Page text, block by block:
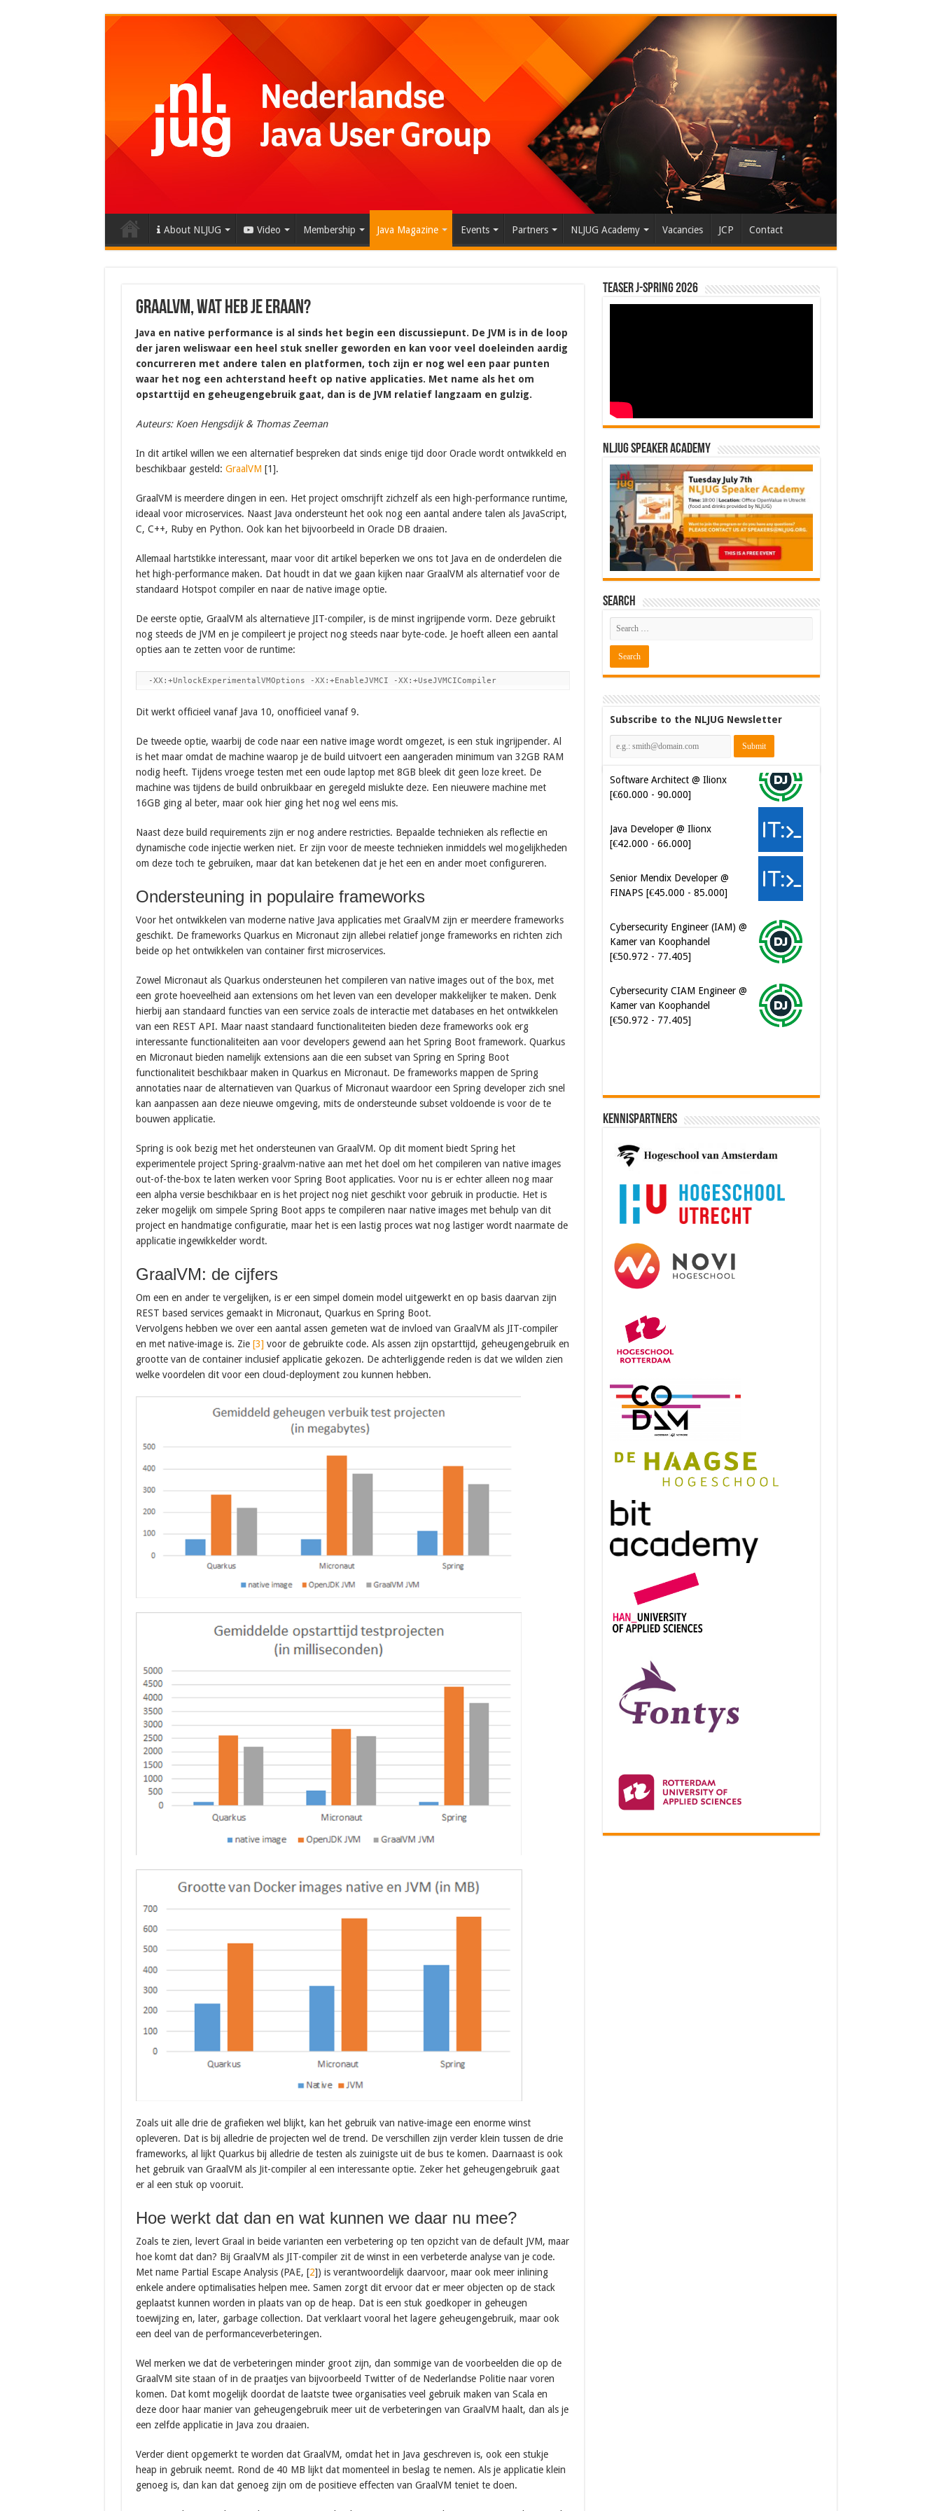
About NLJUG Video Membership Java Magazine Events Partners NLJUG Academy Vacancies JCP Contact
GraalVM, wat heb je eraan?
Java en native performance is al sinds het begin een discussiepunt. De JVM is in de loop
der jaren weliswaar een heel stuk sneller geworden en kan voor veel doeleinden aardig
concurreren met andere talen en platformen, toch zijn er nog wel een paar punten
waar het nog een achterstand heeft op native applicaties. Met name als het om
opstarttijd en geheugengebruik gaat, dan is de JVM relatief langzaam en gulzig.
Auteurs: Koen Hengsdijk & Thomas Zeeman
In dit artikel willen we een alternatief bespreken dat sinds enige tijd door Oracle wordt ontwikkeld en
beschikbaar gesteld: GraalVM [1].
GraalVM is meerdere dingen in een. Het project omschrijft zichzelf als een high-performance runtime,
ideaal voor microservices. Naast Java ondersteunt het ook nog een aantal andere talen als JavaScript,
C, C++, Ruby en Python. Ook kan het bijvoorbeeld in Oracle DB draaien.
Allemaal hartstikke interessant, maar voor dit artikel beperken we ons tot Java en de onderdelen die
het high-performance maken. Dat houdt in dat we gaan kijken naar GraalVM als alternatief voor de
standaard Hotspot compiler en naar de native image optie.
De eerste optie, GraalVM als alternatieve JIT-compiler, is de minst ingrijpende vorm. Deze gebruikt
nog steeds de JVM en je compileert je project nog steeds naar byte-code. Je hoeft alleen een aantal
opties aan te zetten voor de runtime:
-XX:+UnlockExperimentalVMOptions -XX:+EnableJVMCI -XX:+UseJVMCICompiler
Dit werkt officieel vanaf Java 10, onofficieel vanaf 9.
De tweede optie, waarbij de code naar een native image wordt omgezet, is een stuk ingrijpender. Al
is het maar omdat de machine waarop je de build uitvoert een aangeraden minimum van 32GB RAM
nodig heeft. Tijdens vroege testen met een oude laptop met 8GB bleek dit geen loze kreet. De
machine was tijdens de build onbruikbaar en geregeld mislukte deze. Een nieuwere machine met
16GB ging al beter, maar ook hier ging het nog wel eens mis.
Naast deze build requirements zijn er nog andere restricties. Bepaalde technieken als reflectie en
dynamische code injectie werken niet. Er zijn voor de meeste technieken inmiddels wel mogelijkheden
om deze toch te gebruiken, maar dat kan betekenen dat je het een en ander moet configureren.
Ondersteuning in populaire frameworks
Voor het ontwikkelen van moderne native Java applicaties met GraalVM zijn er meerdere frameworks
geschikt. De frameworks Quarkus en Micronaut zijn allebei relatief jonge frameworks en richten zich
beide op het ontwikkelen van container first microservices.
Zowel Micronaut als Quarkus ondersteunen het compileren van native images out of the box, met
een grote hoeveelheid aan extensions om het leven van een developer makkelijker te maken. Denk
hierbij aan standaard functies van een service zoals de interactie met databases en het ontwikkelen
van een REST API. Maar naast standaard functionaliteiten bieden deze frameworks ook erg
interessante functionaliteiten aan voor developers gewend aan het Spring Boot framework. Quarkus
en Micronaut bieden namelijk extensions aan die een subset van Spring en Spring Boot
functionaliteit beschikbaar maken in Quarkus en Micronaut. De frameworks mappen de Spring
annotaties naar de alternatieven van Quarkus of Micronaut waardoor een Spring developer zich snel
kan aanpassen aan deze nieuwe omgeving, mits de ondersteunde subset voldoende is voor de te
bouwen applicatie.
Spring is ook bezig met het ondersteunen van GraalVM. Op dit moment biedt Spring het
experimentele project Spring-graalvm-native aan met het doel om het compileren van native images
out-of-the-box te laten werken voor Spring Boot applicaties. Voor nu is er echter alleen nog maar
een alpha versie beschikbaar en is het project nog niet geschikt voor gebruik in productie. Het is
zeker mogelijk om simpele Spring Boot apps te compileren naar native images met behulp van dit
project en handmatige configuratie, maar het is een lastig proces wat nog lastiger wordt naarmate de
applicatie ingewikkelder wordt.
GraalVM: de cijfers
Om een en ander te vergelijken, is er een simpel domein model uitgewerkt en op basis daarvan zijn
REST based services gemaakt in Micronaut, Quarkus en Spring Boot.
Vervolgens hebben we over een aantal assen gemeten wat de invloed van GraalVM als JIT-compiler
en met native-image is. Zie [3] voor de gebruikte code. Als assen zijn opstarttijd, geheugengebruik en
grootte van de container inclusief applicatie gekozen. De achterliggende reden is dat we wilden zien
welke voordelen dit voor een cloud-deployment zou kunnen hebben.
Zoals uit alle drie de grafieken wel blijkt, kan het gebruik van native-image een enorme winst
opleveren. Dat is bij alledrie de projecten wel de trend. De verschillen zijn verder klein tussen de drie
frameworks, al lijkt Quarkus bij alledrie de testen als zuinigste uit de bus te komen. Daarnaast is ook
het gebruik van GraalVM als Jit-compiler al een interessante optie. Zeker het geheugengebruik gaat
er al een stuk op vooruit.
Hoe werkt dat dan en wat kunnen we daar nu mee?
Zoals te zien, levert Graal in beide varianten een verbetering op ten opzicht van de default JVM, maar
hoe komt dat dan? Bij GraalVM als JIT-compiler zit de winst in een verbeterde analyse van je code.
Met name Partial Escape Analysis (PAE, [2]) is verantwoordelijk daarvoor, maar ook meer inlining
enkele andere optimalisaties helpen mee. Samen zorgt dit ervoor dat er meer objecten op de stack
geplaatst kunnen worden in plaats van op de heap. Dat is een stuk goedkoper in geheugen
toewijzing en, later, garbage collection. Dat verklaart vooral het lagere geheugengebruik, maar ook
een deel van de performanceverbeteringen.
Wel merken we dat de verbeteringen minder groot zijn, dan sommige van de voorbeelden die op de
GraalVM site staan of in de praatjes van bijvoorbeeld Twitter of de Nederlandse Politie naar voren
komen. Dat komt mogelijk doordat de laatste twee organisaties veel gebruik maken van Scala en
deze door haar manier van geheugengebruik meer uit de verbeteringen van GraalVM haalt, dan als je
een zelfde applicatie in Java zou draaien.
Verder dient opgemerkt te worden dat GraalVM, omdat het in Java geschreven is, ook een stukje
heap in gebruik neemt. Rond de 40 MB lijkt dat momenteel in beslag te nemen. Als je applicatie klein
genoeg is, dan kan dat genoeg zijn om de positieve effecten van GraalVM teniet te doen.
Teaser J-Spring 2026
NLJUG Speaker Academy
Search
Subscribe to the NLJUG Newsletter
Java Developer @ Ilionx
[€42.000 - 66.000]
Senior Mendix Developer @
FINAPS [€45.000 - 85.000]
Cybersecurity Engineer (IAM) @
Kamer van Koophandel
Cybersecurity CIAM Engineer @
Kamer van Koophandel
Software Architect @ Ilionx
[€60.000 - 90.000]
Kennispartners